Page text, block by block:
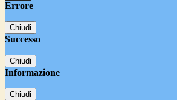
Errore
Chiudi
Successo
Chiudi
Informazione
Chiudi